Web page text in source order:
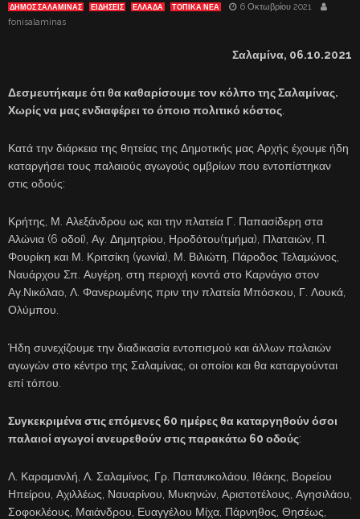
ΔΗΜΟΣ ΣΑΛΑΜΙΝΑΣ ΕΙΔΗΣΕΙΣ ΕΛΛΑΔΑ ΤΟΠΙΚΑ ΝΕΑ
6 Οκτωβρίου 2021
fonisalaminas
Σαλαμίνα, 06.10.2021
Δεσμευτήκαμε ότι θα καθαρίσουμε τον κόλπο της Σαλαμίνας.
Χωρίς να μας ενδιαφέρει το όποιο πολιτικό κόστος
Κατά την διάρκεια της θητείας της Δημοτικής μας Αρχής έχουμε ήδη
καταργήσει τους παλαιούς αγωγούς ομβρίων που εντοπίστηκαν
στις οδούς:
Κρήτης, Μ. Αλεξάνδρου ως και την πλατεία Γ. Παπασίδερη στα
Αλώνια (6 οδοί), Αγ. Δημητρίου, Ηροδότου(τμήμα), Πλαταιών, Π.
Φουρίκη και Μ. Κριτσίκη (γωνία), Μ. Βιλιώτη, Πάροδος Τελαμώνος,
Ναυάρχου Σπ. Αυγέρη, στη περιοχή κοντά στο Καρνάγιο στον
Αγ.Νικόλαο, Λ. Φανερωμένης πριν την πλατεία Μπόσκου, Γ. Λουκά,
Ολύμπου.
Ήδη συνεχίζουμε την διαδικασία εντοπισμού και άλλων παλαιών
αγωγών στο κέντρο της Σαλαμίνας, οι οποίοι και θα καταργούνται
επί τόπου.
Συγκεκριμένα στις επόμενες 60 ημέρες θα καταργηθούν όσοι
παλαιοί αγωγοί ανευρεθούν στις παρακάτω 60 οδούς:
Λ. Καραμανλή, Λ. Σαλαμίνος, Γρ. Παπανικολάου, Ιθάκης, Βορείου
Ηπείρου, Αχιλλέως, Ναυαρίνου, Μυκηνών, Αριστοτέλους, Αγησιλάου,
Σοφοκλέους, Μαιάνδρου, Ευαγγέλου Μίχα, Πάρνηθος, Θησέως,